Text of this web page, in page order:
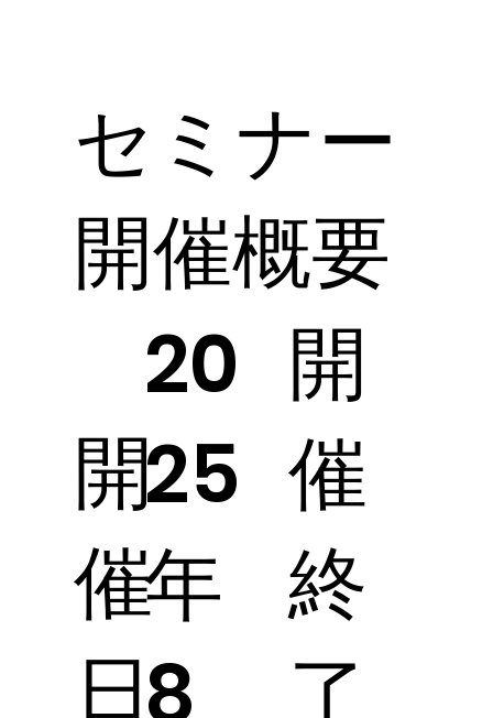
​セミナー
開催概要
開
催
日
20
25
年
8
開
催
終
了